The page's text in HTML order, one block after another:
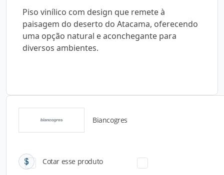
Piso vinílico com design que remete à
paisagem do deserto do Atacama, oferecendo
uma opção natural e aconchegante para
diversos ambientes.
Biancogres
Cotar esse produto
Catálogos para Download